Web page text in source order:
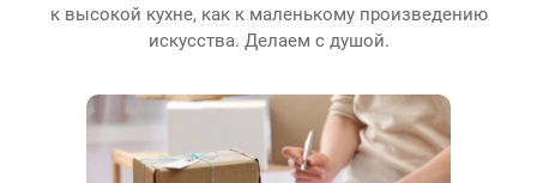
к высокой кухне, как к маленькому произведению
искусства. Делаем с душой.